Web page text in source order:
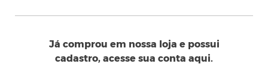
Já comprou em nossa loja e possui
cadastro, acesse sua conta aqui.